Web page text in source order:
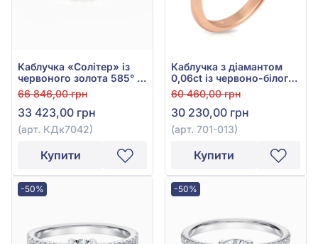
Каблучка «Солітер» із
червоного золота 585° з
діамантом 0,16ct, арт.
КДк7042
66 846,00 грн
33 423,00 грн
(арт. КДк7042)
Купити
Каблучка з діамантом
0,06ct із червоно-білого
золота 585°, арт. 701-013
60 460,00 грн
30 230,00 грн
(арт. 701-013)
Купити
-50% -50%